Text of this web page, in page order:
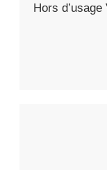
Hors